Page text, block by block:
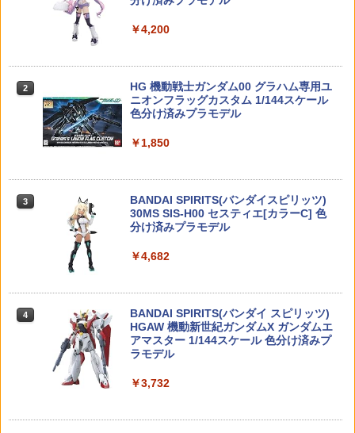
リカ海軍 ダグラス A-1H スカイレーダー
8イングラム プラモデル（再販）[グッド
￥3,420
MECHA ART(メカアーツ) 12個入りアソ
アクセサリー インテリア ダッシュボー
￥9,080
データパッド ポーズ 2.25インチ
￥9,200
リカ WINTER SOLDIER ウィンター・ソ
ルジャー アクションフィギュア【8月予
約】
￥9,800
4
送料無料◆リボルテック CLAYMORE ク
レア 海洋堂 フィギュア 【11月予約】
￥9,900
￥850
2
Maple Leaf VSR ラージマガジンキャッ
チセット 【メール便(ネコポス)可】
3
ガーダー リコイルスプリングガイドバッ
ファ 東京マルイ GBB M92F 用｜M92F-
20 メール便 対応商品 ポスト投函 ネコ
Maple Leaf 2023ver Transformers Aut
obot シリコン ホップパッキン Yellow
(硬度60/VSR＆GBB)【メール便(ネコポ
ラジコン 充電 バッテリー 電池 充電池 充
バッテリー 替え 予備 長時間 遊べる 必要
アイテム 予備電池 便利 グッズ 生活 応援
送料無料
￥1,000
3
タミヤ OP.828 DT-02 ターンバックスサ
スアーム＆タイロッドセット 【53828】
ラジコン用
￥1,056
4
ミニッツ アルミホイール ゴールドメッ
シュ ワイド +0mm 2個入 [OP8-122](JA
N：4518626581224)
￥4,440
2
TAMASHII NATIONS S.H.フィギュアー
ツ（真骨彫製法） 仮面ライダーBLACK
RX 約150mm PVC&ABS&布製 塗装済み
TAMASHII NATIONS S.H.フィギュアー
ツ ONE PIECE シャンクス -マリンフォ
製 塗装済み可動フィギュア
タカラトミー(TAKARA TOMY) T-SPAR
K トランスフォーマー ニューレジェンズ
ギュア
￥4,200
2
HG 機動戦士ガンダム00 グラハム専用ユ
ニオンフラッグカスタム 1/144スケール
色分け済みプラモデル
￥1,850
3
BANDAI SPIRITS(バンダイスピリッツ)
30MS SIS-H00 セスティエ[カラーC] 色
分け済みプラモデル
￥4,682
4
BANDAI SPIRITS(バンダイ スピリッツ)
HGAW 機動新世紀ガンダムX ガンダムエ
アマスター 1/144スケール 色分け済みプ
ラモデル
￥3,732